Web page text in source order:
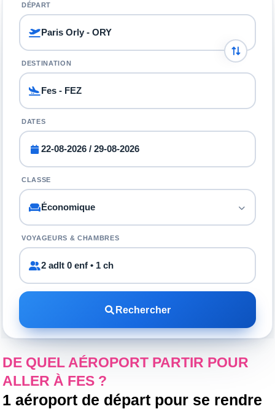
DÉPART
DESTINATION
DATES
CLASSE
VOYAGEURS & CHAMBRES
2 adlt 0 enf • 1 ch
Rechercher
DE QUEL AÉROPORT PARTIR POUR
ALLER À FES ?
1 aéroport de départ pour se rendre